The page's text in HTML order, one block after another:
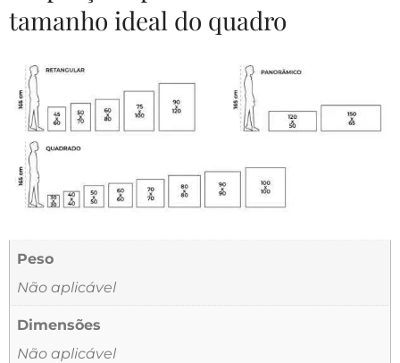
tamanho ideal do quadro
Peso
Não aplicável
Dimensões
Não aplicável